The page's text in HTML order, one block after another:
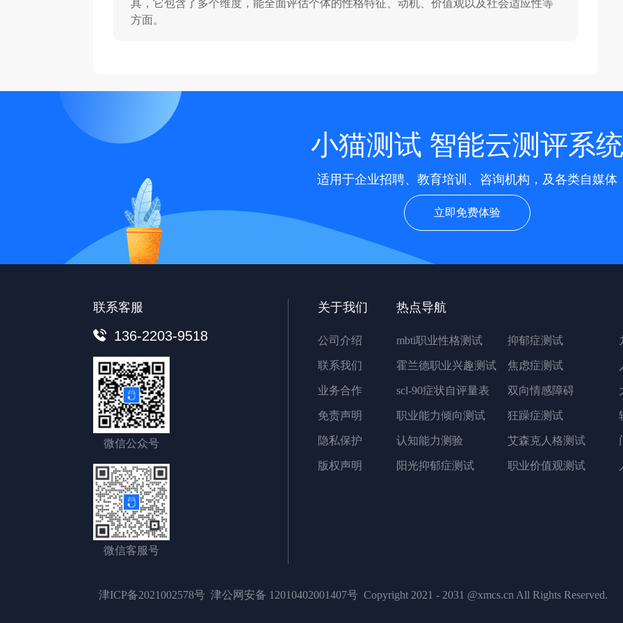
具，它包含了多个维度，能全面评估个体的性格特征、动机、价值观以及社会适应性等
方面。
小猫测试 智能云测评系统
适用于企业招聘、教育培训、咨询机构，及各类自媒体
立即免费体验
联系客服
136-2203-9518
微信公众号
微信客服号
关于我们
公司介绍
联系我们
业务合作
免责声明
隐私保护
版权声明
热点导航
mbti职业性格测试 抑郁症测试
霍兰德职业兴趣测试 焦虑症测试
scl-90症状自评量表 双向情感障碍
职业能力倾向测试 狂躁症测试
认知能力测验 艾森克人格测试
阳光抑郁症测试 职业价值观测试
津ICP备2021002578号 津公网安备 12010402001407号 Copyright 2021 - 2031 @xmcs.cn All Rights Reserved.